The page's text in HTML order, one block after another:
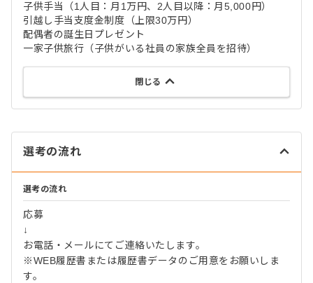
子供手当（1人目：月1万円、2人目以降：月5,000円）
引越し手当支度金制度（上限30万円）
配偶者の誕生日プレゼント
一家子供旅行（子供がいる社員の家族全員を招待）
閉じる
選考の流れ
選考の流れ
応募
↓
お電話・メールにてご連絡いたします。
※WEB履歴書または履歴書データのご用意をお願いしま
す。